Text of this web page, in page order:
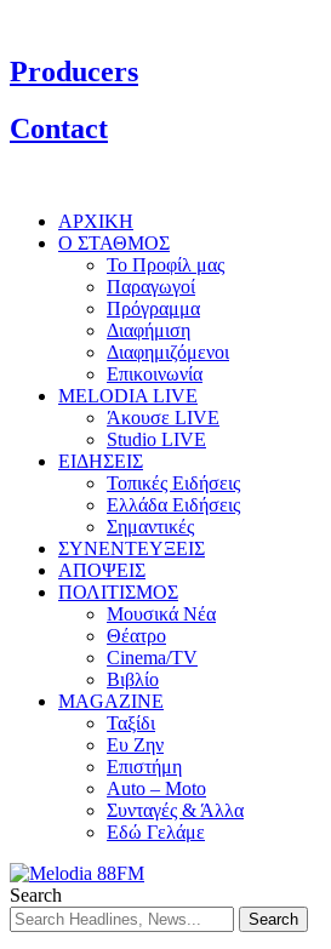
Producers
Contact
ΑΡΧΙΚΗ
Ο ΣΤΑΘΜΟΣ
Το Προφίλ μας
Παραγωγοί
Πρόγραμμα
Διαφήμιση
Διαφημιζόμενοι
Επικοινωνία
MELODIA LIVE
Άκουσε LIVE
Studio LIVE
ΕΙΔΗΣΕΙΣ
Τοπικές Ειδήσεις
Ελλάδα Ειδήσεις
Σημαντικές
ΣΥΝΕΝΤΕΥΞΕΙΣ
ΑΠΟΨΕΙΣ
ΠΟΛΙΤΙΣΜΟΣ
Μουσικά Νέα
Θέατρο
Cinema/TV
Βιβλίο
MAGAZINE
Ταξίδι
Ευ Ζην
Επιστήμη
Auto – Moto
Συνταγές & Άλλα
Εδώ Γελάμε
Search